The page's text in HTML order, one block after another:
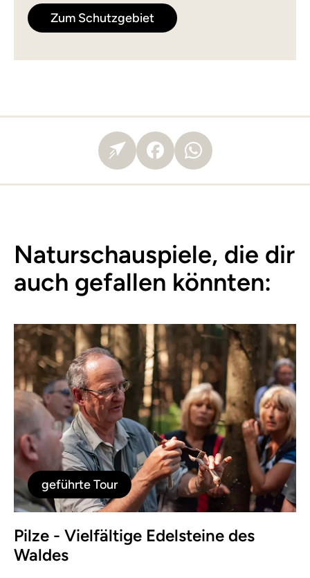
Zum Schutzgebiet
Naturschauspiele, die dir
auch gefallen könnten:
geführte Tour
Pilze - Vielfältige Edelsteine des
Waldes